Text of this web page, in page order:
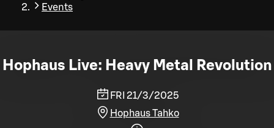
Events
Hophaus Live: Heavy Metal Revolution
FRI 21/3/2025
Hophaus Tahko